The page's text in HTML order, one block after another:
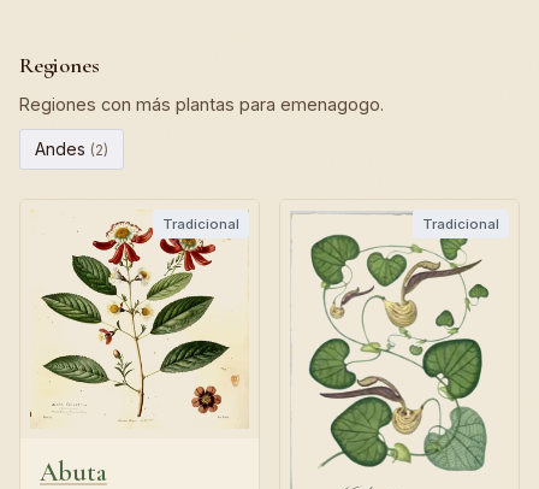
Regiones
Regiones con más plantas para emenagogo.
Andes (2)
Tradicional
Abuta
Tradicional